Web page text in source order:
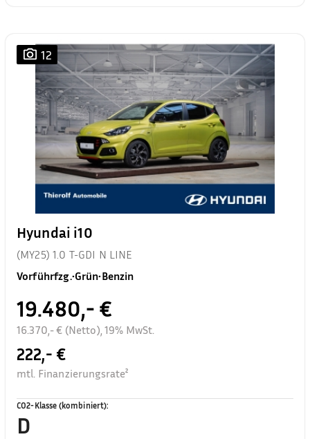
12
Hyundai i10
(MY25) 1.0 T-GDI N LINE
Vorführfzg.•Grün•Benzin
19.480,- €
16.370,- € (Netto), 19% MwSt.
222,- €
mtl. Finanzierungsrate²
CO2-Klasse (kombiniert):
D